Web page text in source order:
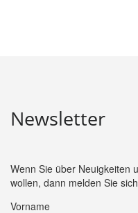
Newsletter
Wenn Sie über Neuigkeiten
wollen, dann melden Sie
Vorname